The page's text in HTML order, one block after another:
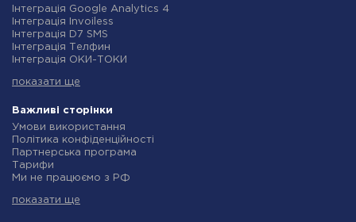
Інтеграція OpenAI (ChatGPT)
Інтеграція Binotel
Інтеграція Prom
Інтеграція Приват24
Інтеграція OLX
Інтеграція SendPulse
Інтеграція Stream Telecom
Інтеграція Google Analytics
Інтеграція Creatio
Інтеграція Ringostat
Інтеграція Google Calendar
Інтеграція Airtable
Інтеграція Google Analytics 4
Інтеграція Invoiless
Інтеграція D7 SMS
Інтеграція Телфин
Інтеграція ОКИ-ТОКИ
Інтеграція Microsoft Dynamics 365
Інтеграція TxtSync
Інтеграція Wire2Air
Інтеграція Corezoid
Інтеграція Infobip
Інтеграція Instasent
Інтеграція AtomPark
Інтеграція Campaign Monitor
показати ще
Важливі сторінки
Умови використання
Політика конфіденційності
Партнерська програма
Тарифи
Ми не працюємо з РФ
Індивідуальна розробка
показати ще